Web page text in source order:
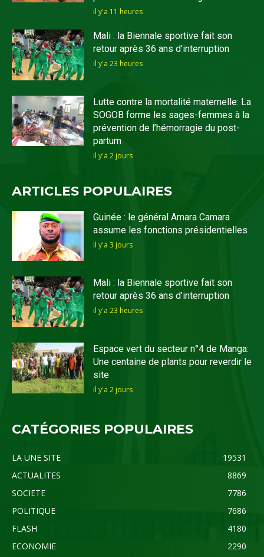
il y'a 11 heures
Mali : la Biennale sportive fait son
retour après 36 ans d’interruption
il y'a 23 heures
Lutte contre la mortalité maternelle: La
SOGOB forme les sages-femmes à la
prévention de l’hémorragie du post-
partum
il y'a 2 jours
ARTICLES POPULAIRES
Guinée : le général Amara Camara
assume les fonctions présidentielles
il y'a 3 jours
Mali : la Biennale sportive fait son
retour après 36 ans d’interruption
il y'a 23 heures
Espace vert du secteur n°4 de Manga:
Une centaine de plants pour reverdir le
site
il y'a 2 jours
CATÉGORIES POPULAIRES
LA UNE SITE
19531
ACTUALITES
8869
SOCIETE
7786
POLITIQUE
7686
FLASH
4180
ECONOMIE
2290